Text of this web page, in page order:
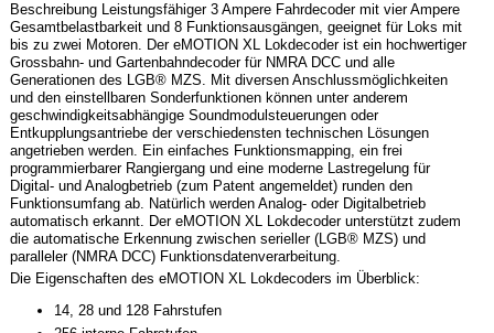
Beschreibung Leistungsfähiger 3 Ampere Fahrdecoder mit vier Ampere
Gesamtbelastbarkeit und 8 Funktionsausgängen, geeignet für Loks mit
bis zu zwei Motoren. Der eMOTION XL Lokdecoder ist ein hochwertiger
Grossbahn- und Gartenbahndecoder für NMRA DCC und alle
Generationen des LGB® MZS. Mit diversen Anschlussmöglichkeiten
und den einstellbaren Sonderfunktionen können unter anderem
geschwindigkeitsabhängige Soundmodulsteuerungen oder
Entkupplungsantriebe der verschiedensten technischen Lösungen
angetrieben werden. Ein einfaches Funktionsmapping, ein frei
programmierbarer Rangiergang und eine moderne Lastregelung für
Digital- und Analogbetrieb (zum Patent angemeldet) runden den
Funktionsumfang ab. Natürlich werden Analog- oder Digitalbetrieb
automatisch erkannt. Der eMOTION XL Lokdecoder unterstützt zudem
die automatische Erkennung zwischen serieller (LGB® MZS) und
paralleler (NMRA DCC) Funktionsdatenverarbeitung.
Die Eigenschaften des eMOTION XL Lokdecoders im Überblick:
14, 28 und 128 Fahrstufen